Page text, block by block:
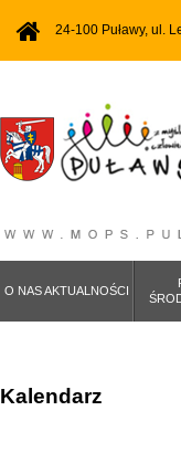
24-100 Puławy, ul.
O NAS AKTUALNOŚCI
Kalendarz